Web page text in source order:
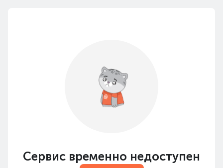
Сервис временно недоступен